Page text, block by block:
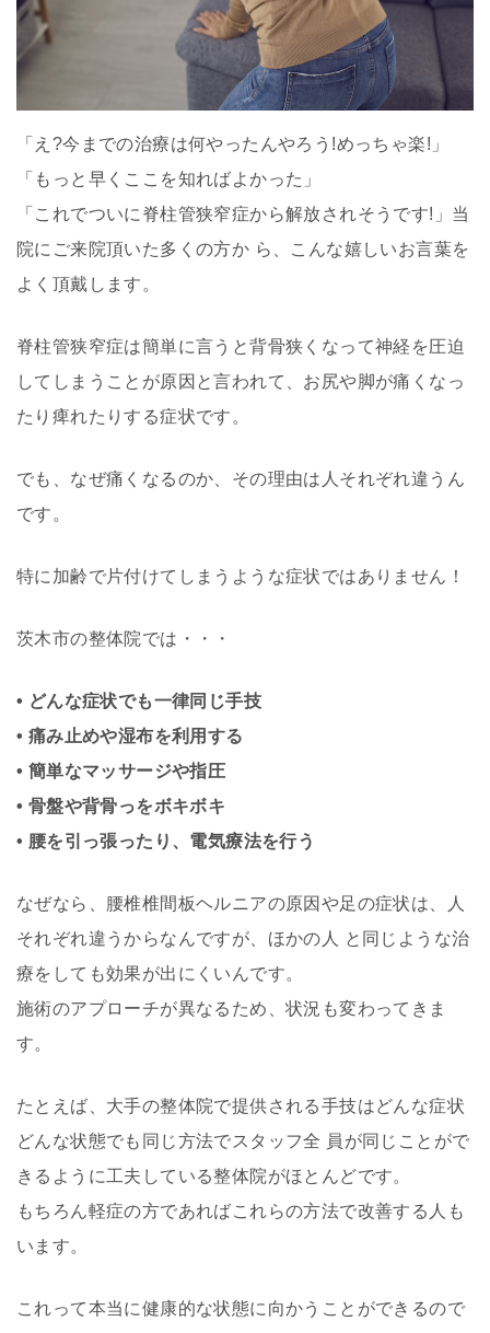
「え?今までの治療は何やったんやろう!めっちゃ楽!」
「もっと早くここを知ればよかった」
「これでついに脊柱管狭窄症から解放されそうです!」当
院にご来院頂いた多くの方か ら、こんな嬉しいお言葉を
よく頂戴します。
脊柱管狭窄症は簡単に言うと背骨狭くなって神経を圧迫
してしまうことが原因と言われて、お尻や脚が痛くなっ
たり痺れたりする症状です。
でも、なぜ痛くなるのか、その理由は人それぞれ違うん
です。
特に加齢で片付けてしまうような症状ではありません！
茨木市の整体院では・・・
• どんな症状でも一律同じ手技
• 痛み止めや湿布を利用する
• 簡単なマッサージや指圧
• 骨盤や背骨っをボキボキ
• 腰を引っ張ったり、電気療法を行う
なぜなら、腰椎椎間板ヘルニアの原因や足の症状は、人
それぞれ違うからなんですが、ほかの人 と同じような治
療をしても効果が出にくいんです。
施術のアプローチが異なるため、状況も変わってきま
す。
たとえば、大手の整体院で提供される手技はどんな症状
どんな状態でも同じ方法でスタッフ全 員が同じことがで
きるように工夫している整体院がほとんどです。
もちろん軽症の方であればこれらの方法で改善する人も
います。
これって本当に健康的な状態に向かうことができるので